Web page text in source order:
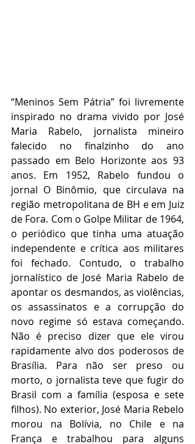
“Meninos Sem Pátria” foi livremente
inspirado no drama vivido por José
Maria Rabelo, jornalista mineiro
falecido no finalzinho do ano
passado em Belo Horizonte aos 93
anos. Em 1952, Rabelo fundou o
jornal O Binômio, que circulava na
região metropolitana de BH e em Juiz
de Fora. Com o Golpe Militar de 1964,
o periódico que tinha uma atuação
independente e crítica aos militares
foi fechado. Contudo, o trabalho
jornalístico de José Maria Rabelo de
apontar os desmandos, as violências,
os assassinatos e a corrupção do
novo regime só estava começando.
Não é preciso dizer que ele virou
rapidamente alvo dos poderosos de
Brasília. Para não ser preso ou
morto, o jornalista teve que fugir do
Brasil com a família (esposa e sete
filhos). No exterior, José Maria Rebelo
morou na Bolívia, no Chile e na
França e trabalhou para alguns